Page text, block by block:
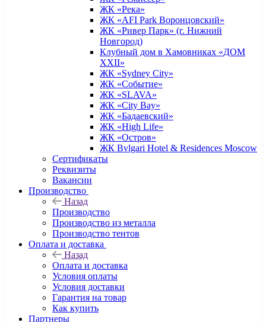
ЖК «Река»
ЖК «AFI Park Воронцовский»
ЖК «Ривер Парк» (г. Нижний
Новгород)
Клубный дом в Хамовниках «ДОМ
XXII»
ЖК «Sydney City»
ЖК «Событие»
ЖК «SLAVA»
ЖК «City Bay»
ЖК «Бадаевский»
ЖК «High Life»
ЖК «Остров»
ЖК Bvlgari Hotel & Residences Moscow
Сертификаты
Реквизиты
Вакансии
Производство
Назад
Производство
Производство из металла
Производство тентов
Оплата и доставка
Назад
Оплата и доставка
Условия оплаты
Условия доставки
Гарантия на товар
Как купить
Партнеры